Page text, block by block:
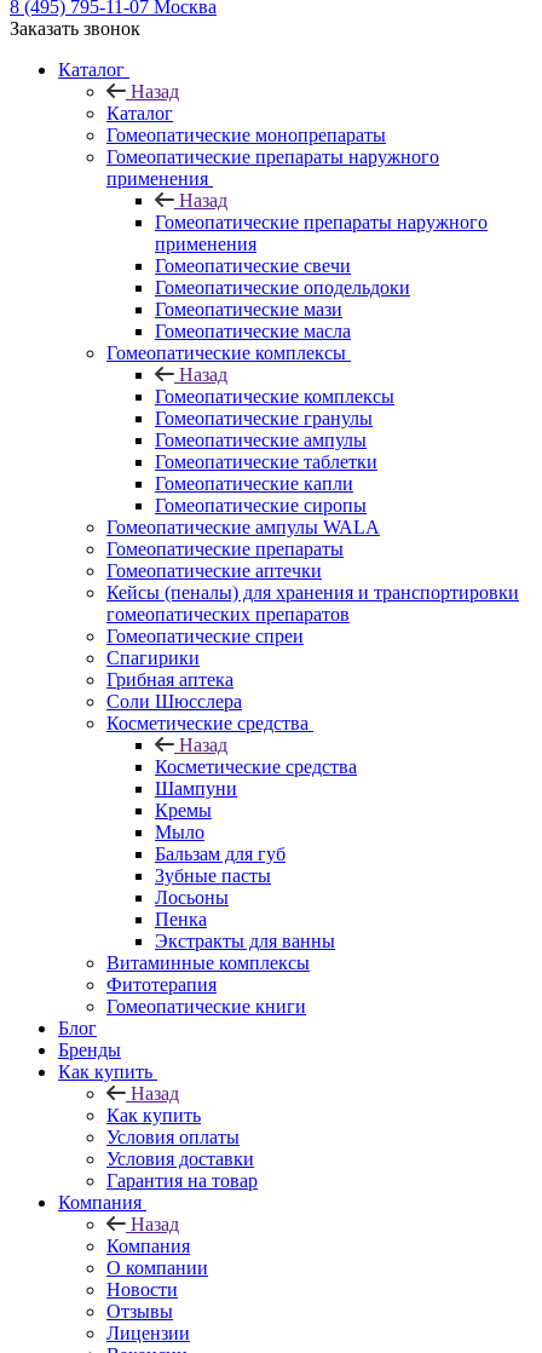
8 (495) 795-11-07 Москва
Заказать звонок
Каталог
Назад
Каталог
Гомеопатические монопрепараты
Гомеопатические препараты наружного
применения
Назад
Гомеопатические препараты наружного
применения
Гомеопатические свечи
Гомеопатические оподельдоки
Гомеопатические мази
Гомеопатические масла
Гомеопатические комплексы
Назад
Гомеопатические комплексы
Гомеопатические гранулы
Гомеопатические ампулы
Гомеопатические таблетки
Гомеопатические капли
Гомеопатические сиропы
Гомеопатические ампулы WALA
Гомеопатические препараты
Гомеопатические аптечки
Кейсы (пеналы) для хранения и транспортировки
гомеопатических препаратов
Гомеопатические спреи
Спагирики
Грибная аптека
Соли Шюсслера
Косметические средства
Назад
Косметические средства
Шампуни
Кремы
Мыло
Бальзам для губ
Зубные пасты
Лосьоны
Пенка
Экстракты для ванны
Витаминные комплексы
Фитотерапия
Гомеопатические книги
Блог
Бренды
Как купить
Назад
Как купить
Условия оплаты
Условия доставки
Гарантия на товар
Компания
Назад
Компания
О компании
Новости
Отзывы
Лицензии